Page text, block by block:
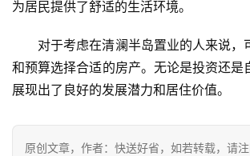
为居民提供了舒适的生活环境。
对于考虑在清澜半岛置业的人来说，
和预算选择合适的房产。无论是投资还是
展现出了良好的发展潜力和居住价值。
原创文章，作者：快送好省，如若转载，请注